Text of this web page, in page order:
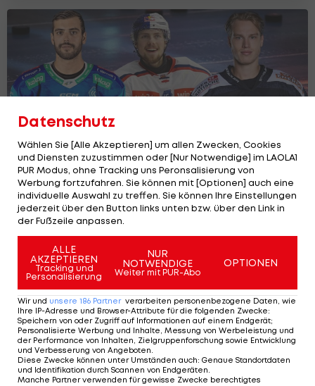
Was man sich von Österreichs ICE-
Transfers erwarten darf
1
Datenschutz
Wählen Sie [Alle Akzeptieren] um allen Zwecken, Cookies
und Diensten zuzustimmen oder [Nur Notwendige] im LAOLA1
PUR Modus, ohne Tracking uns Peronsalisierung von
Werbung fortzufahren. Sie können mit [Optionen] auch eine
individuelle Auswahl zu treffen. Sie können Ihre Einstellungen
jederzeit über den Button links unten bzw. über den Link in
der Fußzeile anpassen.
ALLE
AKZEPTIEREN
Tracking und
Personalisierung
NUR
NOTWENDIGE
Weiter mit PUR-Abo
OPTIONEN
Wir und unsere 186 Partner verarbeiten personenbezogene Daten, wie
Ihre IP-Adresse und Browser-Attribute für die folgenden Zwecke:
Speichern von oder Zugriff auf Informationen auf einem Endgerät;
Personalisierte Werbung und Inhalte, Messung von Werbeleistung und
der Performance von Inhalten, Zielgruppenforschung sowie Entwicklung
und Verbesserung von Angeboten
Diese Zwecke können unter Umständen auch: Genaue Standortdaten
und Identifikation durch Scannen von Endgeräten
Manche Partner verwenden für gewisse Zwecke berechtigtes